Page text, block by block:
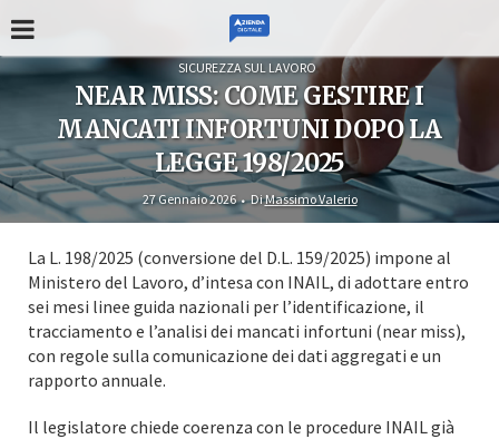
SICUREZZA SUL LAVORO
NEAR MISS: COME GESTIRE I
MANCATI INFORTUNI DOPO LA
LEGGE 198/2025
27 Gennaio 2026 DiMassimo Valerio
La L. 198/2025 (conversione del D.L. 159/2025) impone al
Ministero del Lavoro, d’intesa con INAIL, di adottare entro
sei mesi linee guida nazionali per l’identificazione, il
tracciamento e l’analisi dei mancati infortuni (near miss),
con regole sulla comunicazione dei dati aggregati e un
rapporto annuale.
Il legislatore chiede coerenza con le procedure INAIL già